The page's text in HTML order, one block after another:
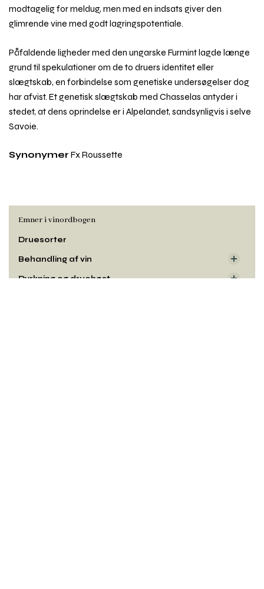
modtagelig for meldug, men med en indsats giver den
glimrende vine med godt lagringspotentiale.
Påfaldende ligheder med den ungarske Furmint lagde længe
grund til spekulationer om de to druers identitet eller
slægtskab, en forbindelse som genetiske undersøgelser dog
har afvist. Et genetisk slægtskab med Chasselas antyder i
stedet, at dens oprindelse er i Alpelandet, sandsynligvis i selve
Savoie.
Synonymer Fx Roussette
Emner i vinordbogen
Druesorter
Behandling af vin
Dyrkning og druehøst